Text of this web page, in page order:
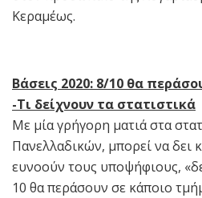
Κεραμέως.
Βάσεις 2020: 8/10 θα
-Τι δείχνουν τα στατιστικά
Με μία γρήγορη ματιά στα
Πανελλαδικών, μπορεί να δει
ευνοούν τους υποψήφιους,
10 θα περάσουν σε κάποιο